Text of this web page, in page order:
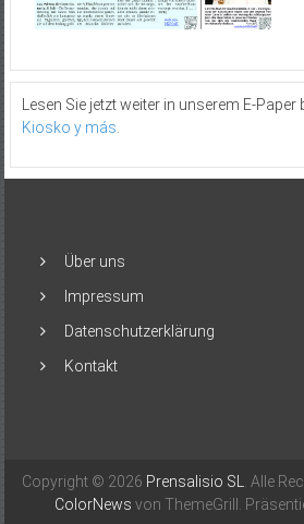
Lesen Sie jetzt weiter in unserem E-Paper
Kiosko y más.
Über uns
Impressum
Datenschutzerklärung
Kontakt
Copyright © 2026 Prensalisio SL. Alle
ColorNews von ThemeGrill.